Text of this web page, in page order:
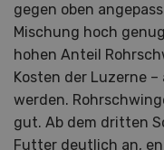
gegen oben
Mischung hoch
hohen Anteil
Kosten der Luzerne
werden.
gut. Ab dem dritten
Futter deutlich an,